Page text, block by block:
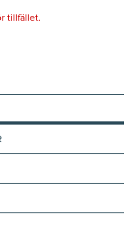
tillfället.